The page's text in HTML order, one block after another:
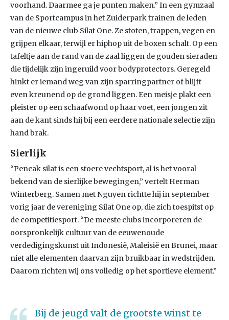
voorhand. Daarmee ga je punten maken.” In een gymzaal
van de Sportcampus in het Zuiderpark trainen de leden
van de nieuwe club Silat One. Ze stoten, trappen, vegen en
grijpen elkaar, terwijl er hiphop uit de boxen schalt. Op een
tafeltje aan de rand van de zaal liggen de gouden sieraden
die tijdelijk zijn ingeruild voor bodyprotectors. Geregeld
hinkt er iemand weg van zijn sparringpartner of blijft
even kreunend op de grond liggen. Een meisje plakt een
pleister op een schaafwond op haar voet, een jongen zit
aan de kant sinds hij bij een eerdere nationale selectie zijn
hand brak.
Sierlijk
“Pencak silat is een stoere vechtsport, al is het vooral
bekend van de sierlijke bewegingen,” vertelt Herman
Winterberg. Samen met Nguyen richtte hij in september
vorig jaar de vereniging Silat One op, die zich toespitst op
de competitiesport. “De meeste clubs incorporeren de
oorspronkelijk cultuur van de eeuwenoude
verdedigingskunst uit Indonesië, Maleisië en Brunei, maar
niet alle elementen daarvan zijn bruikbaar in wedstrijden.
Daarom richten wij ons volledig op het sportieve element.”
Bij de jeugd valt de grootste winst te